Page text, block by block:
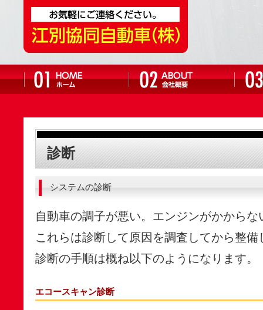
診断
システムの診断
自動車の調子が悪い。エンジンがかから
これらは診断して原因を調査してから整備
診断の手順は概ね以下のようになります。
エコースキャン診断